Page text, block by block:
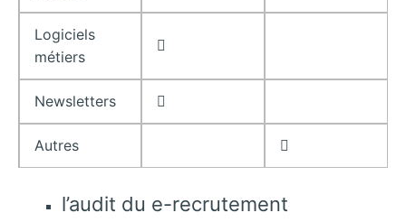
Logiciels
métiers

Newsletters 
Autres 
l’audit du e-recrutement